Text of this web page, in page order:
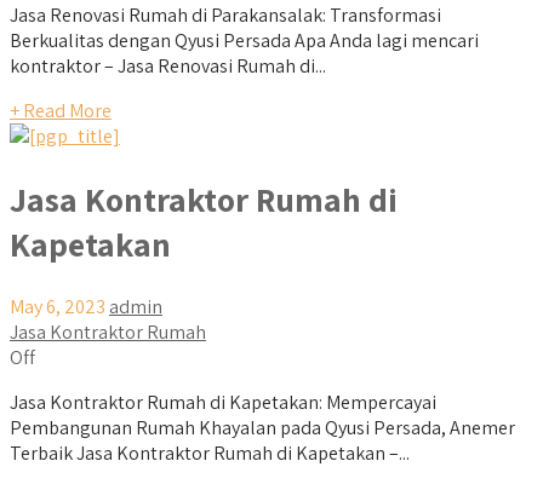
Jasa Renovasi Rumah di Parakansalak: Transformasi
Berkualitas dengan Qyusi Persada Apa Anda lagi mencari
kontraktor – Jasa Renovasi Rumah di...
+ Read More
Jasa Kontraktor Rumah di
Kapetakan
May 6, 2023 admin
Jasa Kontraktor Rumah
Off
Jasa Kontraktor Rumah di Kapetakan: Mempercayai
Pembangunan Rumah Khayalan pada Qyusi Persada, Anemer
Terbaik Jasa Kontraktor Rumah di Kapetakan –...